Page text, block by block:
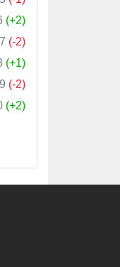
(+2)
7 (-2)
(+1)
9 (-2)
(+2)